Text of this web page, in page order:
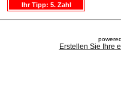
Ihr Tipp: 5. Zahl
Erstellen Sie Ihre